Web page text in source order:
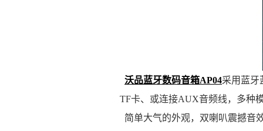
沃品蓝牙数码音箱AP04采用蓝牙
TF卡、或连接AUX音频线，多种
简单大气的外观，双喇叭震撼音